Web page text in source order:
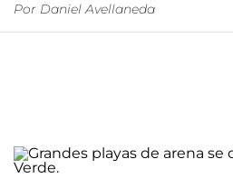
Por Daniel Avellaneda